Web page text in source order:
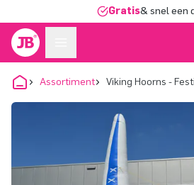
Gratis& snel een
Assortiment Viking Hoorns -